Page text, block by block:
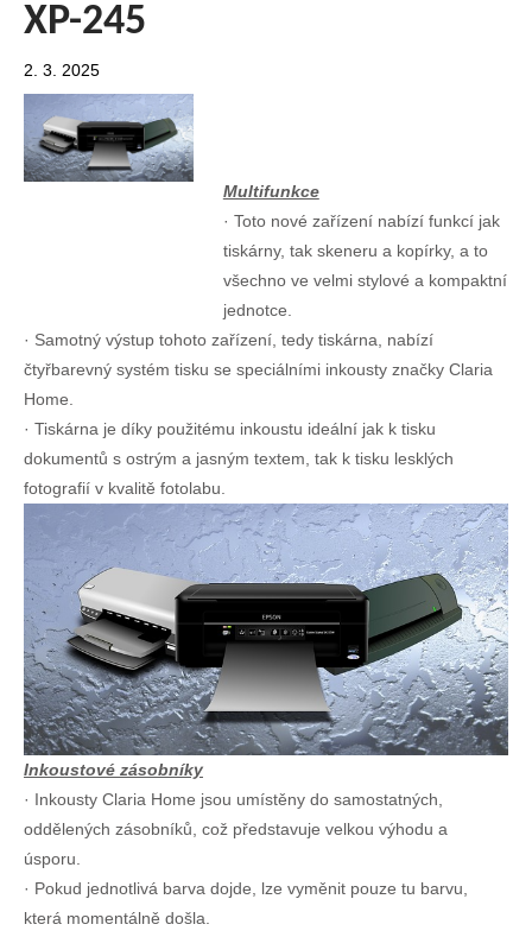
XP-245
2. 3. 2025
Multifunkce
· Toto nové zařízení nabízí funkcí jak
tiskárny, tak skeneru a kopírky, a to
všechno ve velmi stylové a kompaktní
jednotce.
· Samotný výstup tohoto zařízení, tedy tiskárna, nabízí
čtyřbarevný systém tisku se speciálními inkousty značky Claria
Home.
· Tiskárna je díky použitému inkoustu ideální jak k tisku
dokumentů s ostrým a jasným textem, tak k tisku lesklých
fotografií v kvalitě fotolabu.
Inkoustové zásobníky
· Inkousty Claria Home jsou umístěny do samostatných,
oddělených zásobníků, což představuje velkou výhodu a
úsporu.
· Pokud jednotlivá barva dojde, lze vyměnit pouze tu barvu,
která momentálně došla.